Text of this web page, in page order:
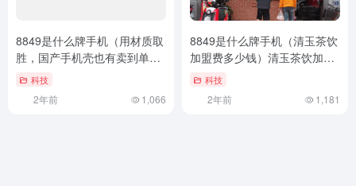
8849是什么牌手机（用材质取
胜，国产手机壳也有卖到单价
60美元的一天）用材质取胜，
国产手机壳也有卖到单价60美
元的一天
科技
2年前 1,066
8849是什么牌手机（清玉茶饮
加盟费多少钱）清玉茶饮加盟
费多少钱
科技
2年前 1,181